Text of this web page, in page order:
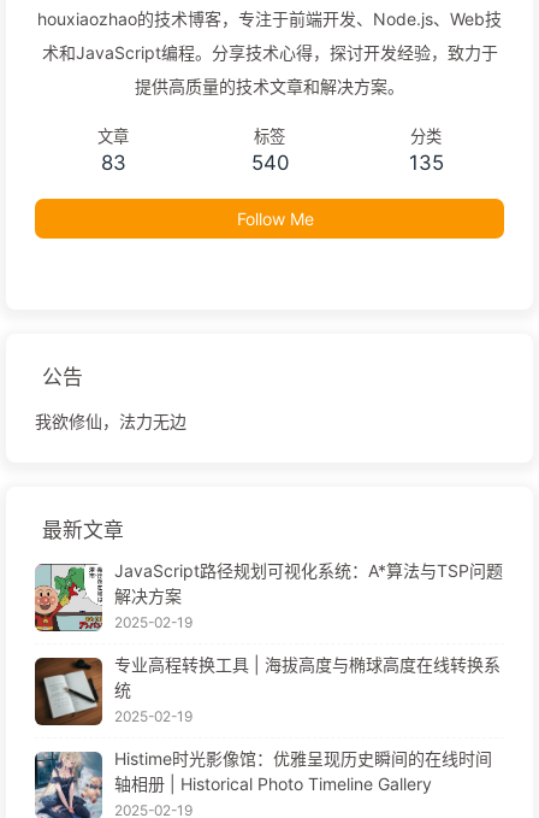
houxiaozhao的技术博客，专注于前端开发、Node.js、Web技
术和JavaScript编程。分享技术心得，探讨开发经验，致力于
提供高质量的技术文章和解决方案。
文章
83
标签
540
分类
135
Follow Me
公告
我欲修仙，法力无边
最新文章
JavaScript路径规划可视化系统：A*算法与TSP问题
解决方案
2025-02-19
专业高程转换工具 | 海拔高度与椭球高度在线转换系
统
2025-02-19
Histime时光影像馆：优雅呈现历史瞬间的在线时间
轴相册 | Historical Photo Timeline Gallery
2025-02-19